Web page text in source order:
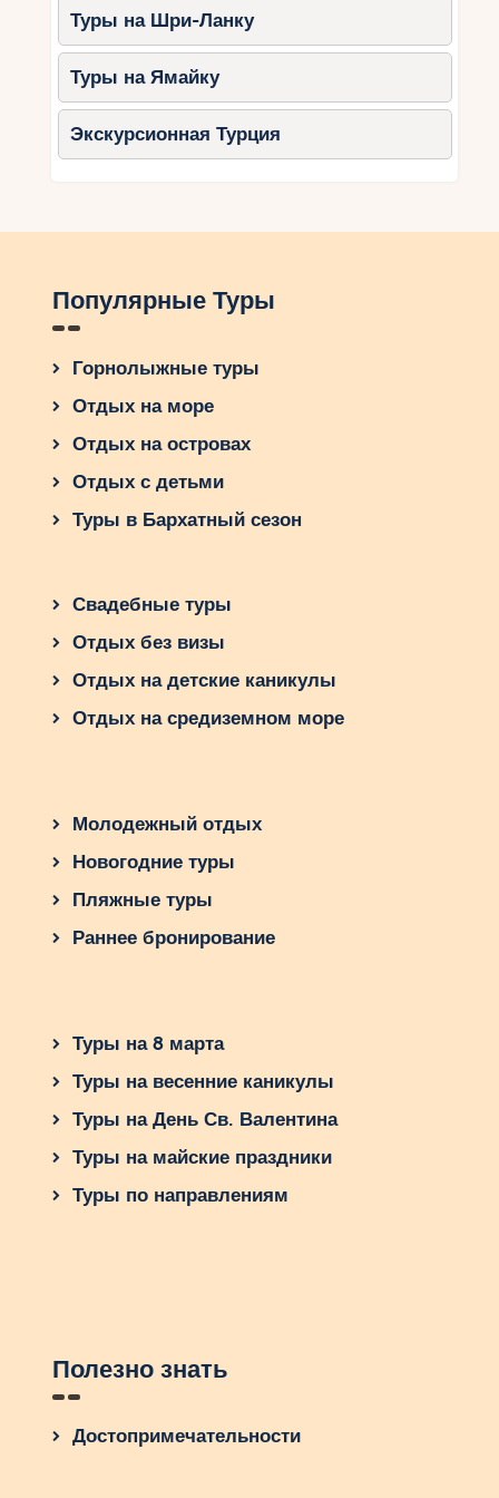
Туры на Шри-Ланку
Туры на Ямайку
Экскурсионная Турция
Популярные Туры
Горнолыжные туры
Отдых на море
Отдых на островах
Отдых с детьми
Туры в Бархатный сезон
Свадебные туры
Отдых без визы
Отдых на детские каникулы
Отдых на средиземном море
Молодежный отдых
Новогодние туры
Пляжные туры
Раннее бронирование
Туры на 8 марта
Туры на весенние каникулы
Туры на День Св. Валентина
Туры на майские праздники
Туры по направлениям
Полезно знать
Достопримечательности